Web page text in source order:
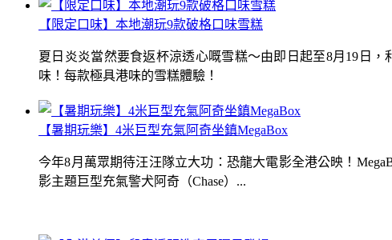
【限定口味】本地潮玩9款破格口味雪糕
夏日炎炎當然要食返杯涼透心嘅雪糕～由即日起至8月19日
味！每款極具港味的雪糕體驗！
【暑期玩樂】4米巨型充氣阿奇坐鎮MegaBox
今年8月萬眾期待汪汪隊立大功：恐龍大電影全港公映！
影主題巨型充氣警犬阿奇（Chase）...